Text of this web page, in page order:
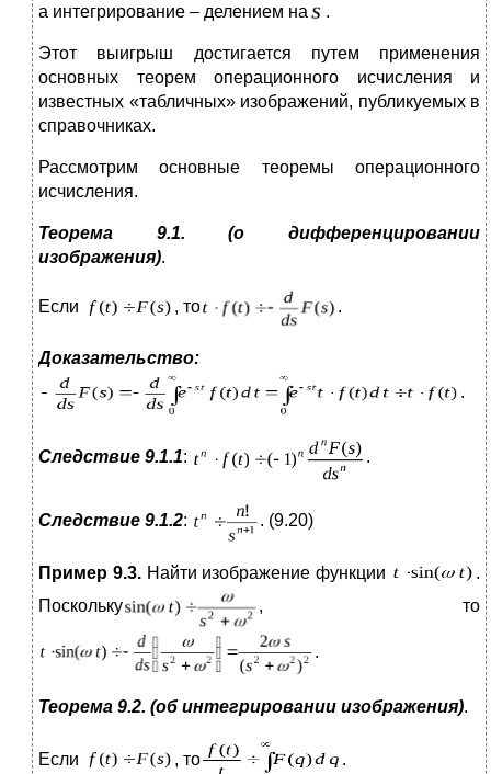
а интегрирование – делением на
.
Этот выигрыш достигается путем применения
основных теорем операционного исчисления и
известных «табличных» изображений, публикуемых в
справочниках.
Рассмотрим основные теоремы операционного
исчисления.
Теорема 9.1. (о дифференцировании
изображения).
Если , то .
Доказательство:
.
Следствие 9.1.1: .
Следствие 9.1.2: . (9.20)
Пример 9.3. Найти изображение функции
.
Поскольку
, то
.
Теорема 9.2. (об интегрировании изображения).
Если , то .